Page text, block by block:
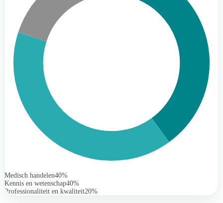
Medisch handelen40%
Kennis en wetenschap40%
Professionaliteit en kwaliteit20%